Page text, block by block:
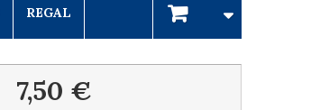
REGAL
7,50 €